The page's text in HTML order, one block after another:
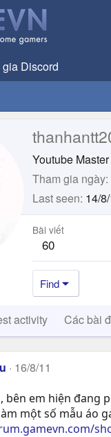
Discord
Youtube
Tham gia ngày
Last seen 14/
Bài viết
60
Find
activity Các bài
16/8/11
bên em hiện đang
một số mẫu áo